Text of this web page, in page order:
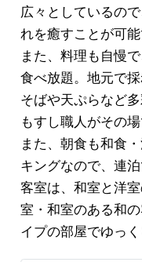
広々としているの
れを癒すことが可能
また、料理も自慢
食べ放題。地元で
そばや天ぷらなど
もすし職人がその
また、朝食も和食
キングなので、連
客室は、和室と洋
室・和室のある和
イプの部屋でゆっ